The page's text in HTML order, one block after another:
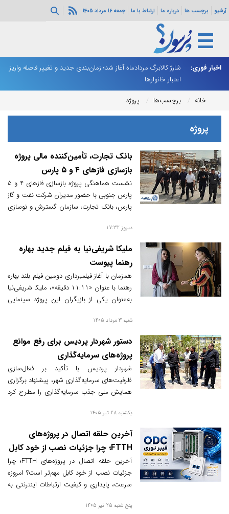
آرشیو برچسب ها درباره ما ارتباط با ما جمعه 16 مرداد 1405
اخبار فوری:
هرمز ادامه
شارژ کالابرگ مردادماه آغاز شد؛ زمان‌بندی جدید و تغییر فاصله واریز
اعتبار خانوارها
خانه
برچسب‌ها پروژه
پروژه
بانک تجارت، تأمین‌کننده مالی پروژه
بازسازی فازهای ۴ و ۵ پارس
جنوبی+فیلم
نشست هماهنگی پروژه بازسازی فازهای ۴ و ۵
پارس جنوبی با حضور مدیران شرکت نفت و گاز
پارس، بانک تجارت، سازمان گسترش و نوسازی
برگزار شد.
دیروز 17:32
ملیکا شریفی‌نیا به فیلم جدید بهاره
رهنما پیوست
همزمان با آغاز فیلمبرداری دومین فیلم بلند بهاره
رهنما با عنوان «۱۱:۱۱ دقیقه»، ملیکا شریفی‌نیا
به‌عنوان یکی از بازیگران این پروژه سینمایی
شنبه 3 مرداد 1405
دستور شهردار پردیس برای رفع موانع
پروژه‌های سرمایه‌گذاری
شهردار پردیس با تأکید بر فعال‌سازی
ظرفیت‌های سرمایه‌گذاری شهر، پیشنهاد برگزاری
همایش ملی جذب سرمایه‌گذاری را مطرح کرد
مشارکتی و سرمایه‌گذاری را برای تسریع در
یکشنبه 28 تیر 1405
آخرین حلقه اتصال در پروژه‌های
FTTH؛ چرا جزئیات نصب از خود کابل
مهم‌تر است؟
آخرین حلقه اتصال در پروژه‌های FTTH؛ چرا
جزئیات نصب از خود کابل مهم‌تر است؟ امروزه
سرعت، پایداری و کیفیت ارتباطات اینترنتی به
سازمان‌ها و کسب‌وکارها تبدیل شده است. با
پنج شنبه 25 تیر 1405